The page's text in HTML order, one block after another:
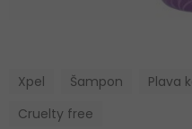
Xpel Šampon Plava
Cruelty free